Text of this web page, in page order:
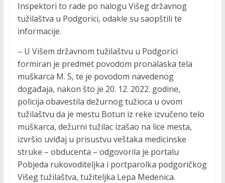
Inspektori to rade po nalogu Višeg državnog
tužilaštva u Podgorici, odakle su saopštili te
informacije.
– U Višem državnom tužilaštvu u Podgorici
formiran je predmet povodom pronalaska tela
muškarca M. S, te je povodom navedenog
događaja, nakon što je 20. 12. 2022. godine,
policija obavestila dežurnog tužioca u ovom
tužilaštvu da je mestu Botun iz reke izvučeno telo
muškarca, dežurni tužilac izašao na lice mesta,
izvršio uviđaj u prisustvu veštaka medicinske
struke – obducenta – odgovorila je portalu
Pobjeda rukovoditeljka i portparolka podgoričkog
Višeg tužilaštva, tužiteljka Lepa Medenica.